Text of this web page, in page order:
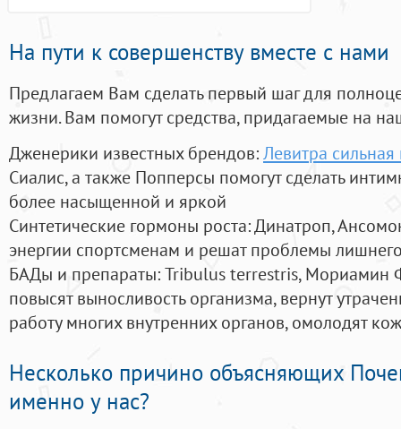
На пути к совершенству вместе с нами
Предлагаем Вам сделать первый шаг для
жизни. Вам помогут средства, придагаемые на
Дженерики известных брендов:Левитра
Сиалис, а также Попперсы помогут сделать
более насыщенной и яркой
Синтетические гормоны роста: Динатроп,
энергии спортсменам и решат проблемы
БАДы и препараты:Tribulus terrestris, Мориамин
повысят выносливость организма, вернут
работу многих внутренних органов, омолодят
Несколько причино объясняющих
именно у нас?